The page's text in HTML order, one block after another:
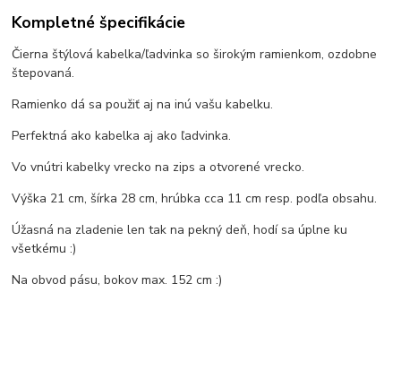
Kompletné špecifikácie
Čierna štýlová kabelka/ľadvinka so širokým ramienkom, ozdobne
štepovaná.
Ramienko dá sa použiť aj na inú vašu kabelku.
Perfektná ako kabelka aj ako ľadvinka.
Vo vnútri kabelky vrecko na zips a otvorené vrecko.
Výška 21 cm, šírka 28 cm, hrúbka cca 11 cm resp. podľa obsahu.
Úžasná na zladenie len tak na pekný deň, hodí sa úplne ku
všetkému :)
Na obvod pásu, bokov max. 152 cm :)